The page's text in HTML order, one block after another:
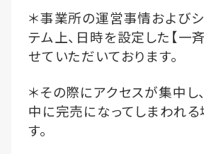
＊事業所の運営事情およびシ
テム上、日時を設定した【一
せていただいております。
＊その際にアクセスが集中し
中に完売になってしまわれ
す。